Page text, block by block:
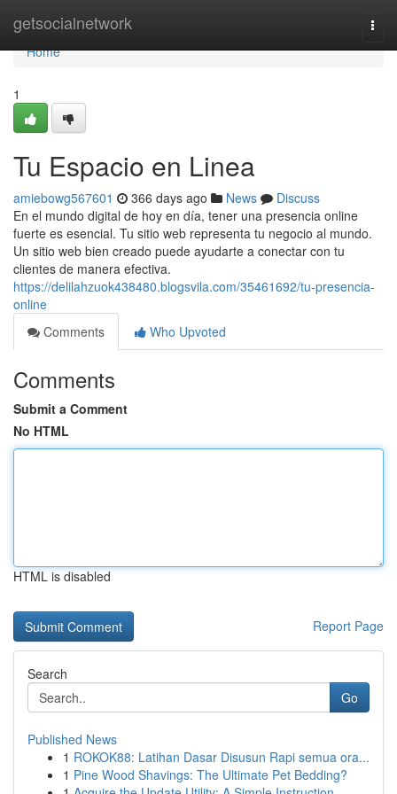
getsocialnetwork
Home
Home
1
Tu Espacio en Linea
amiebowg567601 366 days ago News
Discuss
En el mundo digital de hoy en día, tener una presencia online
fuerte es esencial. Tu sitio web representa tu negocio al mundo.
Un sitio web bien creado puede ayudarte a conectar con tu
clientes de manera efectiva.
https://delilahzuok438480.blogsvila.com/35461692/tu-presencia-
online
Comments
Who Upvoted
Comments
Submit a Comment
No HTML
HTML is disabled
Report Page
Search
Go
Published News
1 ROKOK88: Latihan Dasar Disusun Rapi semua ora...
1 Pine Wood Shavings: The Ultimate Pet Bedding?